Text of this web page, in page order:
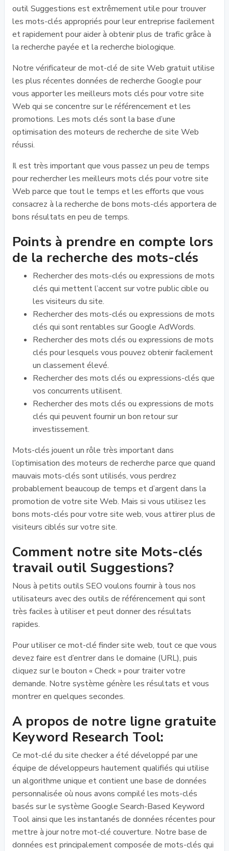
outil Suggestions est extrêmement utile pour trouver
les mots-clés appropriés pour leur entreprise facilement
et rapidement pour aider à obtenir plus de trafic grâce à
la recherche payée et la recherche biologique.
Notre vérificateur de mot-clé de site Web gratuit utilise
les plus récentes données de recherche Google pour
vous apporter les meilleurs mots clés pour votre site
Web qui se concentre sur le référencement et les
promotions. Les mots clés sont la base d’une
optimisation des moteurs de recherche de site Web
réussi.
Il est très important que vous passez un peu de temps
pour rechercher les meilleurs mots clés pour votre site
Web parce que tout le temps et les efforts que vous
consacrez à la recherche de bons mots-clés apportera de
bons résultats en peu de temps.
Points à prendre en compte lors
de la recherche des mots-clés
Rechercher des mots-clés ou expressions de mots
clés qui mettent l’accent sur votre public cible ou
les visiteurs du site.
Rechercher des mots-clés ou expressions de mots
clés qui sont rentables sur Google AdWords.
Rechercher des mots clés ou expressions de mots
clés pour lesquels vous pouvez obtenir facilement
un classement élevé.
Rechercher des mots clés ou expressions-clés que
vos concurrents utilisent.
Rechercher des mots clés ou expressions de mots
clés qui peuvent fournir un bon retour sur
investissement.
Mots-clés jouent un rôle très important dans
l’optimisation des moteurs de recherche parce que quand
mauvais mots-clés sont utilisés, vous perdrez
probablement beaucoup de temps et d’argent dans la
promotion de votre site Web. Mais si vous utilisez les
bons mots-clés pour votre site web, vous attirer plus de
visiteurs ciblés sur votre site.
Comment notre site Mots-clés
travail outil Suggestions?
Nous à petits outils SEO voulons fournir à tous nos
utilisateurs avec des outils de référencement qui sont
très faciles à utiliser et peut donner des résultats
rapides.
Pour utiliser ce mot-clé finder site web, tout ce que vous
devez faire est d’entrer dans le domaine (URL), puis
cliquez sur le bouton « Check » pour traiter votre
demande. Notre système génère les résultats et vous
montrer en quelques secondes.
A propos de notre ligne gratuite
Keyword Research Tool:
Ce mot-clé du site checker a été développé par une
équipe de développeurs hautement qualifiés qui utilise
un algorithme unique et contient une base de données
personnalisée où nous avons compilé les mots-clés
basés sur le système Google Search-Based Keyword
Tool ainsi que les instantanés de données récentes pour
mettre à jour notre mot-clé couverture. Notre base de
données est principalement composée de mots-clés qui